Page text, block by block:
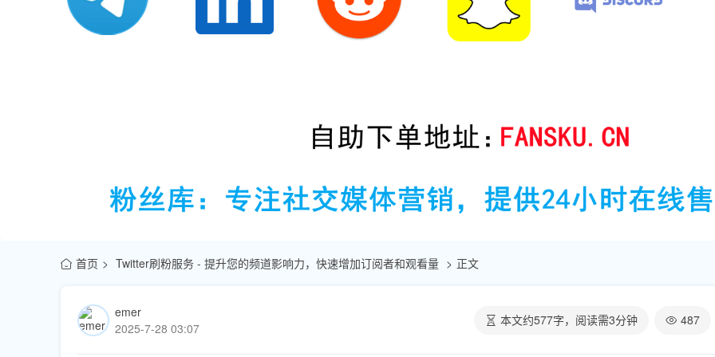
首页 Twitter刷粉服务 - 提升您的频道影响力，快速增加订阅者和观看量 正文
emer
2025-7-28 03:07
本文约577字，阅读需3分钟 487